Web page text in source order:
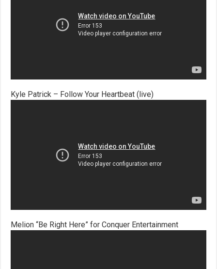
Kyle Patrick – Follow Your Heartbeat (live)
Melion “Be Right Here” for Conquer Entertainment